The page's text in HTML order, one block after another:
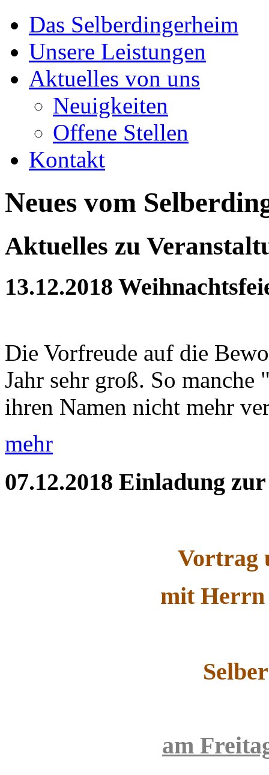
Das Selberdingerheim
Unsere Leistungen
Aktuelles von uns
Neuigkeiten
Offene Stellen
Kontakt
Neues vom
Aktuelles zu
13.12.2018
Die Vorfreude auf die
Jahr sehr groß. So
ihren Namen nicht mehr
mehr
07.12.2018 Einladung
Vortrag
mit Herrn
am